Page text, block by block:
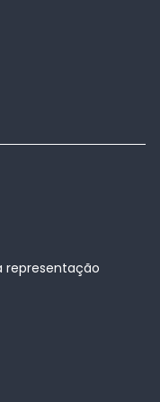
representação